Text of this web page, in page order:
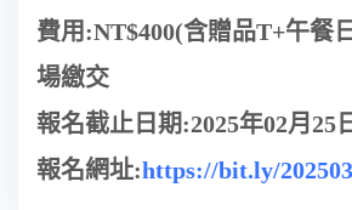
費用:NT$400(含贈品T+午餐
場繳交
報名截止日期:2025年02月25
報名網址:https://bit.ly/